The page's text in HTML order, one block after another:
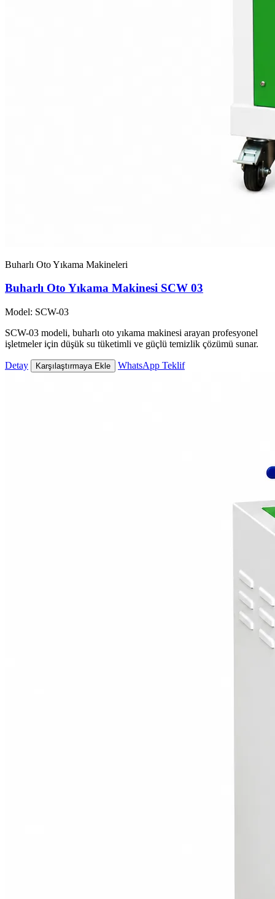
Buharlı Oto Yıkama Makineleri
Buharlı Oto Yıkama Makinesi SCW 03
Model: SCW-03
SCW-03 modeli, buharlı oto yıkama makinesi arayan profesyonel
işletmeler için düşük su tüketimli ve güçlü temizlik çözümü sunar.
Detay Karşılaştırmaya Ekle WhatsApp Teklif